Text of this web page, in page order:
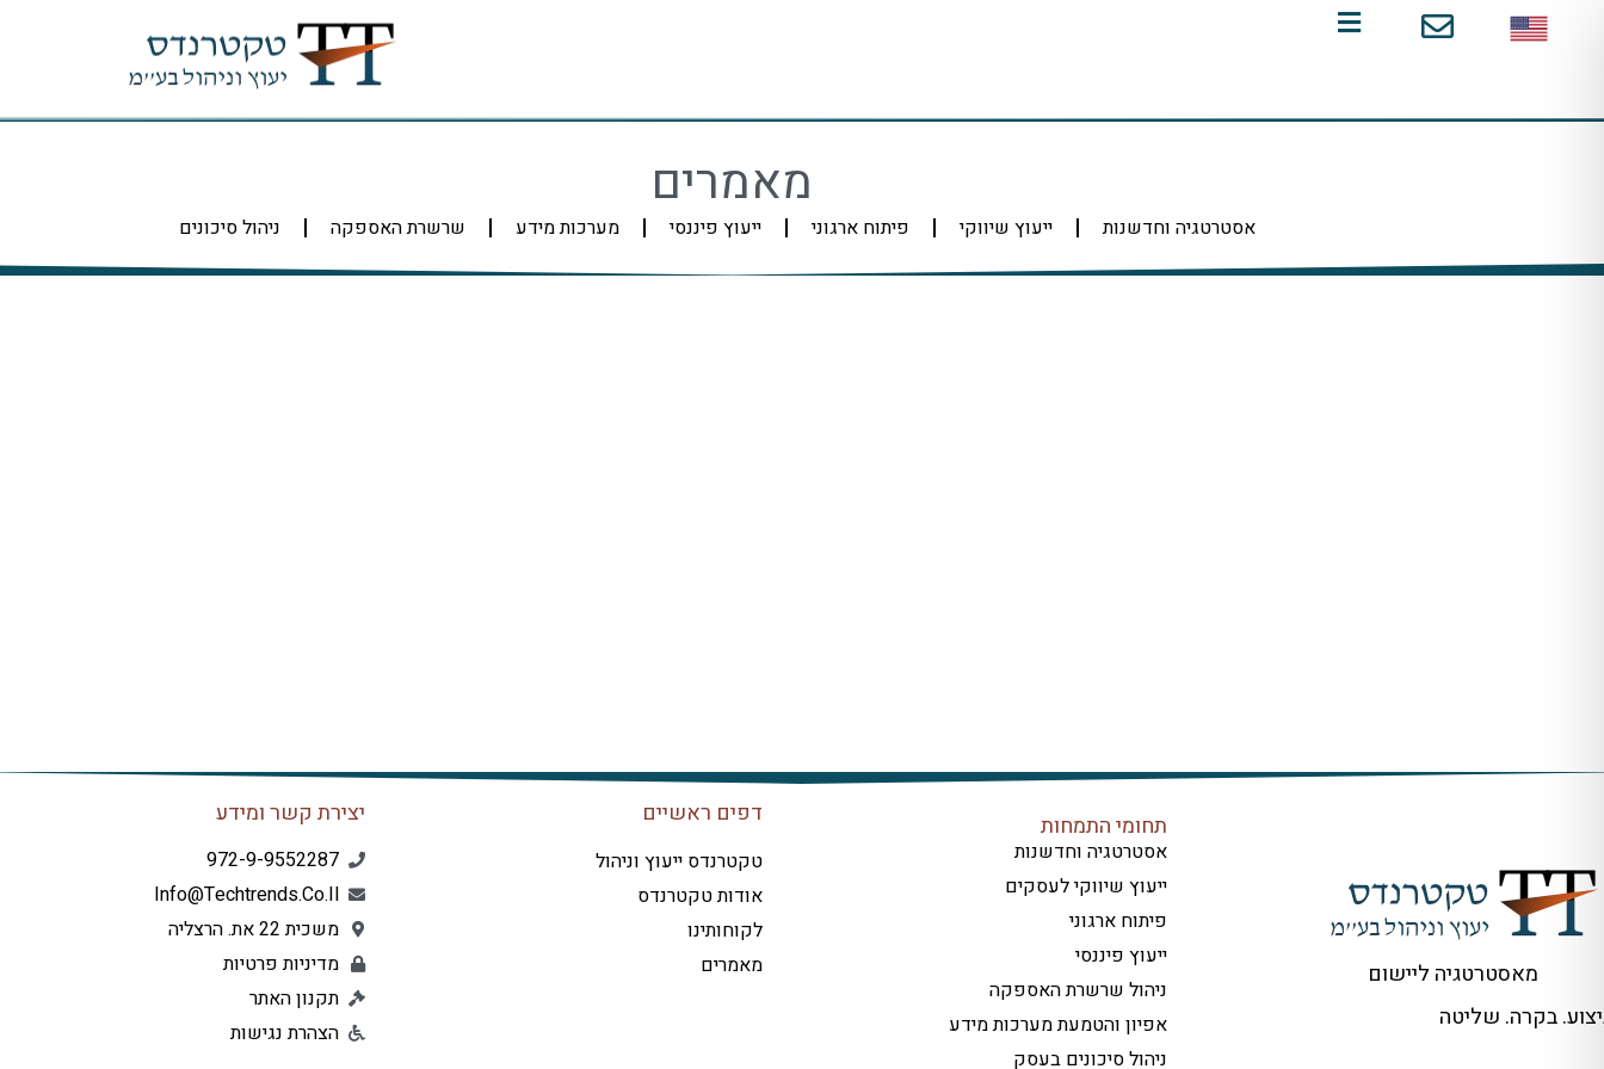
מאמרים
אסטרטגיה וחדשנות ייעוץ שיווקי פיתוח ארגוני ייעוץ פיננסי מערכות מידע שרשרת האספקה ניהול סיכונים
מאסטרטגיה ליישום
בקרה. שליטה
תחומי התמחות
אסטרטגיה וחדשנות
ייעוץ שיווקי לעסקים
פיתוח ארגוני
ייעוץ פיננסי
ניהול שרשרת האספקה
אפיון והטמעת מערכות מידע
ניהול סיכונים בעסק
דפים ראשיים
טקטרנדס ייעוץ וניהול
אודות טקטרנדס
לקוחותינו
מאמרים
יצירת קשר ומידע
972-9-9552287
Info@techtrends.co.il
משכית 22 את. הרצליה
מדיניות פרטיות
תקנון האתר
הצהרת נגישות